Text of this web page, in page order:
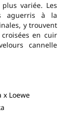
variée. Les
aguerris à la
y trouvent
en cuir
cannelle
x Loewe